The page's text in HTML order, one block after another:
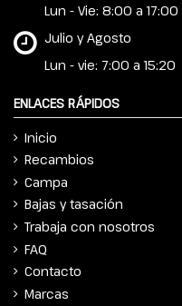
Lun - Vie: 8:00 a 17:00
Julio y Agosto
Lun - vie: 7:00 a 15:20
ENLACES RÁPIDOS
Inicio
Recambios
Campa
Bajas y tasación
Trabaja con nosotros
FAQ
Contacto
Marcas